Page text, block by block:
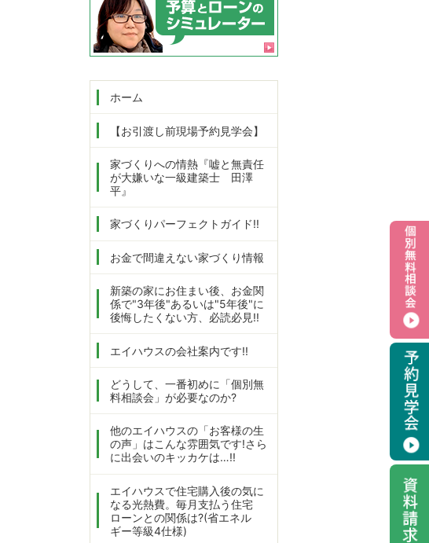
ホーム
【お引渡し前現場予約見学会】
家づくりへの情熱『嘘と無責任
が大嫌いな一級建築士 田澤
平』
家づくりパーフェクトガイド!!
お金で間違えない家づくり情報
新築の家にお住まい後、お金関
係で"3年後"あるいは"5年後"に
後悔したくない方、必読必見!!
エイハウスの会社案内です!!
どうして、一番初めに「個別無
料相談会」が必要なのか?
他のエイハウスの「お客様の生
の声」はこんな雰囲気です!さら
に出会いのキッカケは…!!
エイハウスで住宅購入後の気に
なる光熱費。毎月支払う住宅
ローンとの関係は?(省エネル
ギー等級4仕様)